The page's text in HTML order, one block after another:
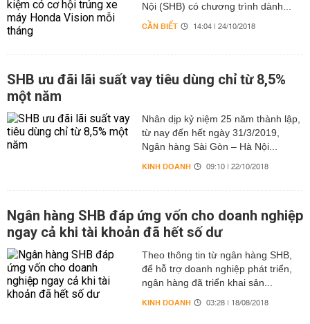
Nội (SHB) có chương trình dành...
CẦN BIẾT 14:04 | 24/10/2018
SHB ưu đãi lãi suất vay tiêu dùng chỉ từ 8,5%
một năm
Nhân dịp kỷ niệm 25 năm thành lập,
từ nay đến hết ngày 31/3/2019,
Ngân hàng Sài Gòn – Hà Nội...
KINH DOANH 09:10 | 22/10/2018
Ngân hàng SHB đáp ứng vốn cho doanh nghiệp
ngay cả khi tài khoản đã hết số dư
Theo thông tin từ ngân hàng SHB,
để hỗ trợ doanh nghiệp phát triển,
ngân hàng đã triển khai sản...
KINH DOANH 03:28 | 18/08/2018